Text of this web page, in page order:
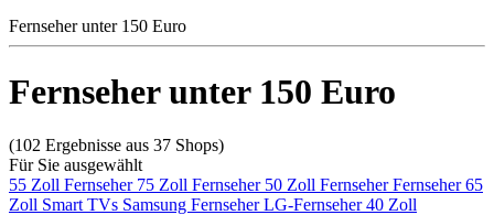
Fernseher unter 150 Euro
Fernseher unter 150 Euro
(102 Ergebnisse aus 37 Shops)
Für Sie ausgewählt
55 Zoll Fernseher 75 Zoll Fernseher 50 Zoll FernseherFernseher 65
Zoll Smart TVs Samsung FernseherLG-Fernseher40 Zoll